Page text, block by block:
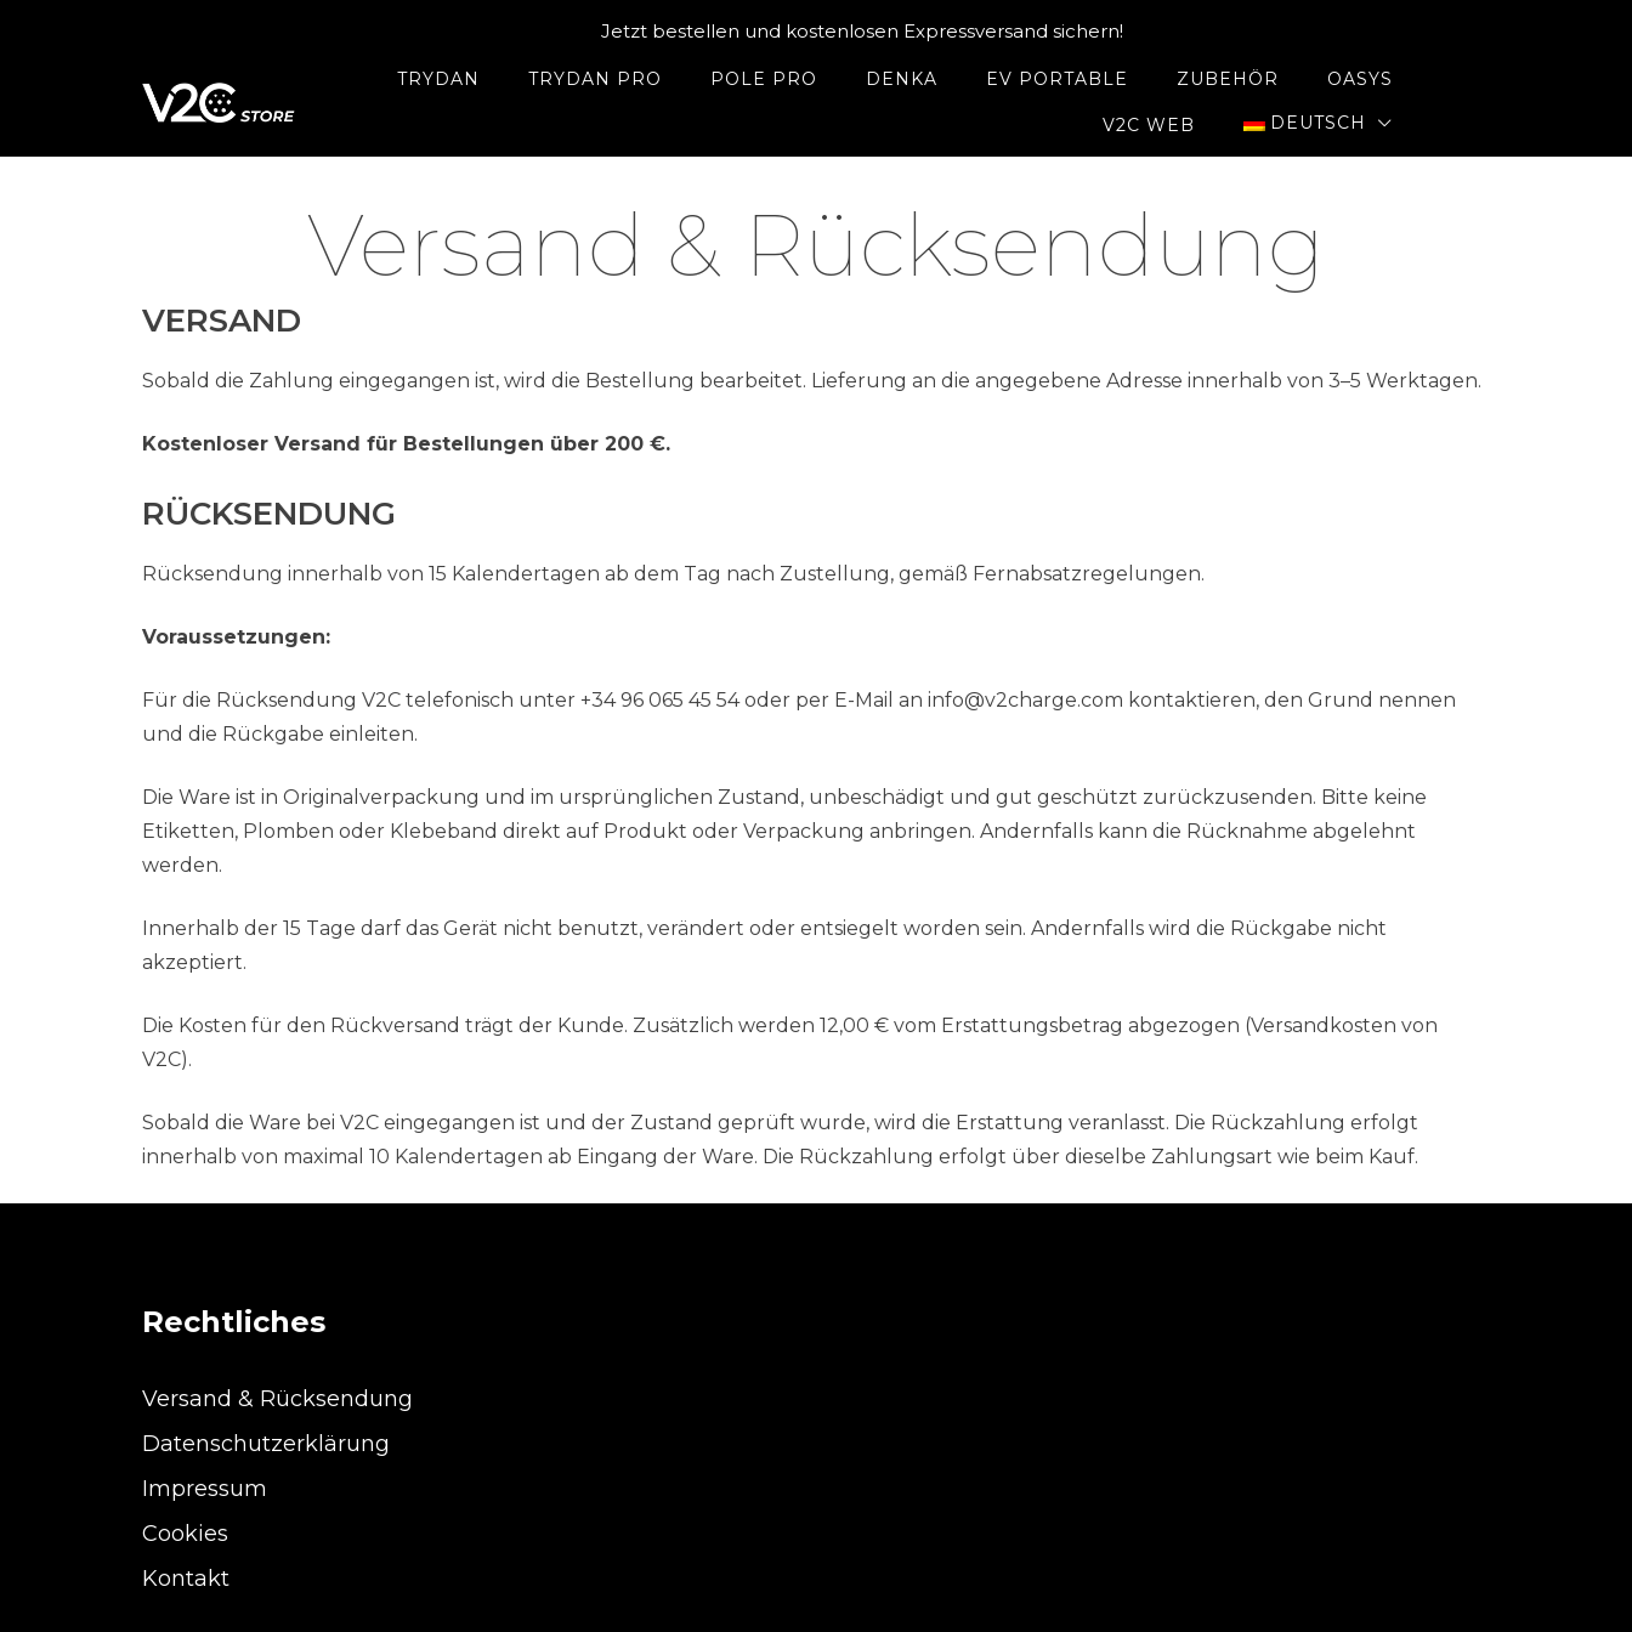
Jetzt bestellen und kostenlosen Expressversand sichern!
TRYDAN TRYDAN PRO POLE PRO DENKA EV PORTABLE ZUBEHÖR OASYS
V2C WEB DEUTSCH
Versand & Rücksendung
VERSAND
Sobald die Zahlung eingegangen ist, wird die Bestellung bearbeitet. Lieferung an die angegebene Adresse innerhalb von 3–5 Werktagen.
Kostenloser Versand für Bestellungen über 200 €.
RÜCKSENDUNG
Rücksendung innerhalb von 15 Kalendertagen ab dem Tag nach Zustellung, gemäß Fernabsatzregelungen.
Voraussetzungen:
Für die Rücksendung V2C telefonisch unter +34 96 065 45 54 oder per E-Mail an info@v2charge.com kontaktieren, den Grund nennen
und die Rückgabe einleiten.
Die Ware ist in Originalverpackung und im ursprünglichen Zustand, unbeschädigt und gut geschützt zurückzusenden. Bitte keine
Etiketten, Plomben oder Klebeband direkt auf Produkt oder Verpackung anbringen. Andernfalls kann die Rücknahme abgelehnt
werden.
Innerhalb der 15 Tage darf das Gerät nicht benutzt, verändert oder entsiegelt worden sein. Andernfalls wird die Rückgabe nicht
akzeptiert.
Die Kosten für den Rückversand trägt der Kunde. Zusätzlich werden 12,00 € vom Erstattungsbetrag abgezogen (Versandkosten von
V2C).
Sobald die Ware bei V2C eingegangen ist und der Zustand geprüft wurde, wird die Erstattung veranlasst. Die Rückzahlung erfolgt
innerhalb von maximal 10 Kalendertagen ab Eingang der Ware. Die Rückzahlung erfolgt über dieselbe Zahlungsart wie beim Kauf.
Rechtliches
Versand & Rücksendung
Datenschutzerklärung
Impressum
Cookies
Kontakt